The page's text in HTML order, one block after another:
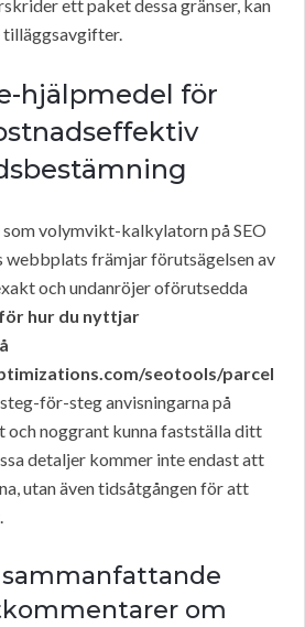
ett paket dessa gränser, kan
tilläggsavgifter.
hjälpmedel för
volymvikt-kalkylatorn på SEO
webbplats främjar förutsägelsen av
och undanröjer oförutsedda
hur du nyttjar
seotools/parcel
för-steg anvisningarna på
noggrant kunna fastställa ditt
detaljer kommer inte endast att
utan även tidsåtgången för att
sammanfattande
om